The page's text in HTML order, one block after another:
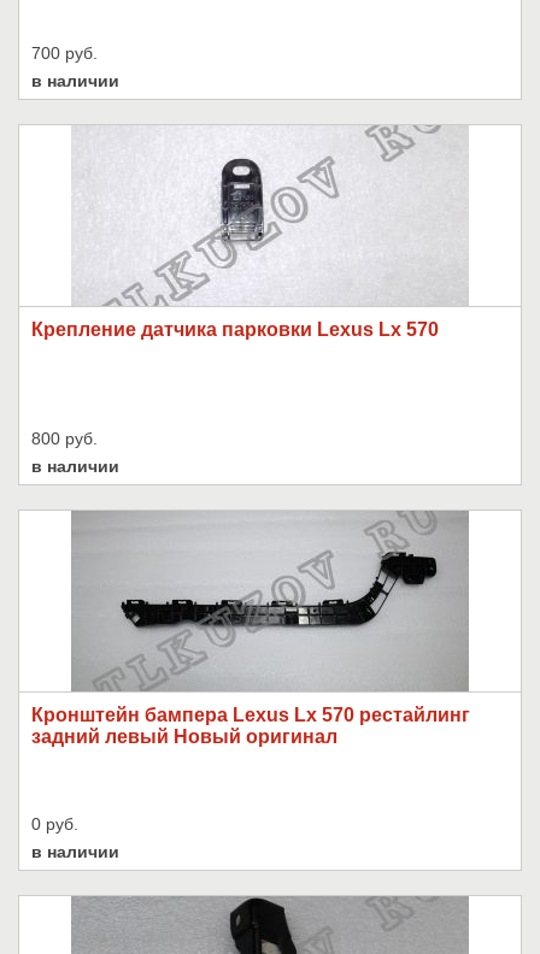
700 руб.
в наличии
Крепление датчика парковки Lexus Lx 570
800 руб.
в наличии
Кронштейн бампера Lexus Lx 570 рестайлинг
задний левый Новый оригинал
0 руб.
в наличии